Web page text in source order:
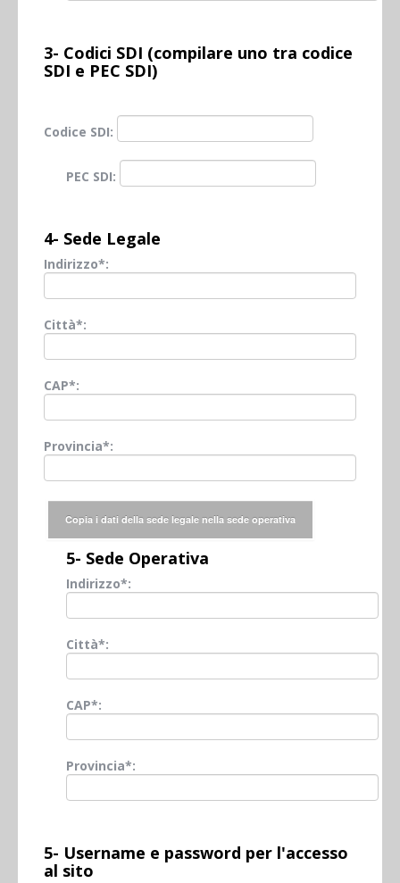
3- Codici SDI (compilare uno tra codice
SDI e PEC SDI)
Codice SDI:
PEC SDI:
4- Sede Legale
Indirizzo*:
Città*:
CAP*:
Provincia*:
5- Sede Operativa
Indirizzo*:
Città*:
CAP*:
Provincia*:
5- Username e password per l'accesso
al sito